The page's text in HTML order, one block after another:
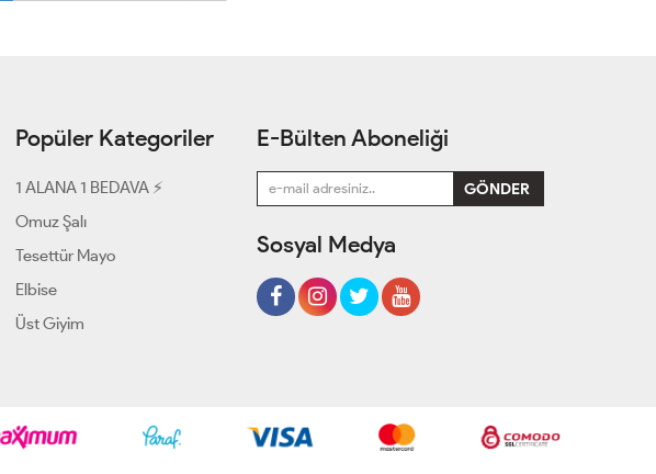
Popüler Kategoriler
1 ALANA 1 BEDAVA ⚡
Omuz Şalı
Tesettür Mayo
Elbise
Üst Giyim
E-Bülten Aboneliği
Sosyal Medya